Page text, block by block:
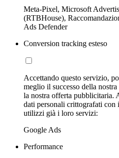
Meta-Pixel, Microsoft
(RTBHouse),
Ads Defender
Conversion tracking esteso
Accettando questo servizio,
meglio il successo della
la nostra offerta pubblicitaria.
dati personali crittografati con
utilizzi già i loro servizi:
Google Ads
Performance